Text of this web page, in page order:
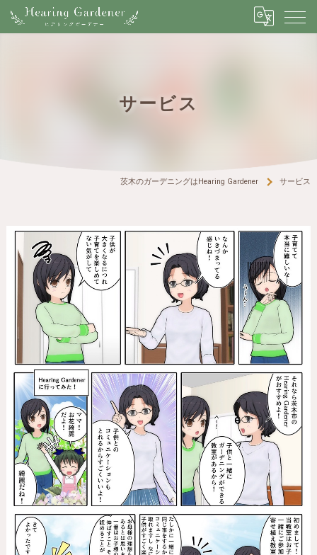
サービス
茨木のガーデニングはHearing Gardener サービス